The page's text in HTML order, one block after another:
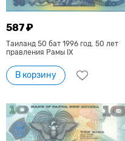
587 ₽
Таиланд 50 бат 1996 год. 50 лет
правления Рамы IX
В корзину